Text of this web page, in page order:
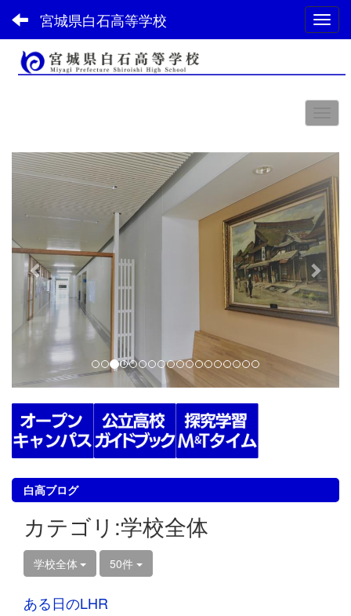
宮城県白石高等学校
p
r
e
i
o
u
s
n
e
x
t
白高ブログ
カテゴリ:学校全体
学校全体 50件
ある日のLHR